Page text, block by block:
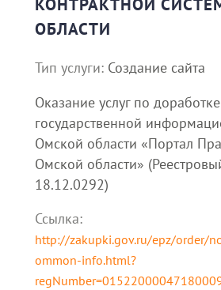
ОБЛАСТИ
Тип услуги: Создание сайта
Оказание услуг по доработке
государственной
Омской области «Портал
Омской области»
18.12.0292)
Ссылка:
http://zakupki.gov.ru/epz/order/
ommon-info.html?